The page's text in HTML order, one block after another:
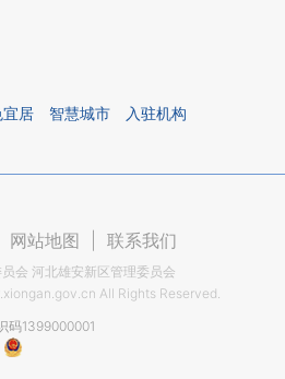
宜居 智慧城市 入驻机构
网站地图 联系我们
会 河北雄安新区管理委员会
All Rights Reserved.
码1399000001